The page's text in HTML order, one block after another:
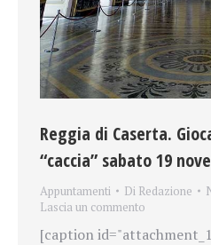
Reggia di Caserta.
“caccia” sabato 19
Appuntamenti Di Redazione
Lascia un commento
[caption